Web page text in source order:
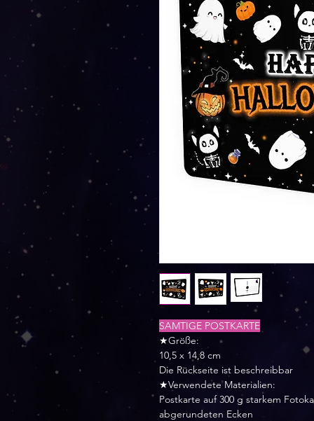
SAMTIGE POSTKARTE
★Größe:
10,5 x 14,8 cm
Die Rückseite ist beschreibbar
★Verwendete Materialien:
Postkarte auf 300 g starkem
abgerundeten Ecken